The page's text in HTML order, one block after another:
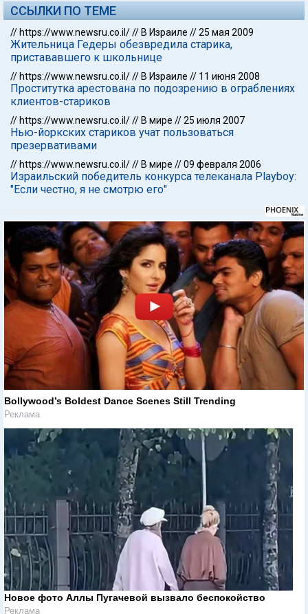
ССЫЛКИ ПО ТЕМЕ
// https://www.newsru.co.il/// В Израиле //25 мая 2009
Жительница Гедеры обезвредила старика,
пристававшего к школьнице
// https://www.newsru.co.il/// В Израиле // 11 июня 2008
Проститутка арестована по подозрению в ограблениях
клиентов-стариков
// https://www.newsru.co.il/// В мире //25 июля 2007
Нью-йоркских стариков учат пользоваться
презервативами
// https://www.newsru.co.il/// В мире //09 февраля 2006
Израильский победитель конкурса телеканала Playboy:
"Если честно, я не смотрю его"
Bollywood’s Boldest Dance Scenes Still Trending
Реклама
Новое фото Аллы Пугачевой вызвало беспокойство
Реклама